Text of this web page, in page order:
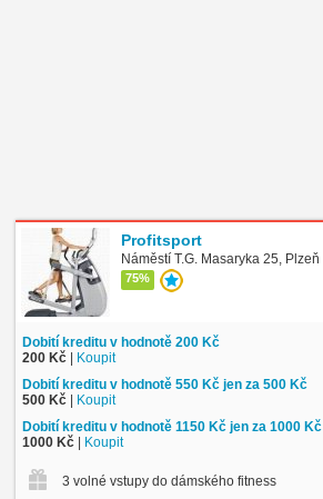
Profitsport
Náměstí T.G. Masaryka 25, Plzeň
75%
Dobití kreditu v hodnotě 200 Kč
200 Kč | Koupit
Dobití kreditu v hodnotě 550 Kč jen za 500 Kč
500 Kč | Koupit
Dobití kreditu v hodnotě 1150 Kč jen za 1000 Kč
1000 Kč | Koupit
3 volné vstupy do dámského fitness